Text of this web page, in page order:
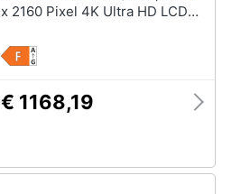
x 2160 Pixel 4K Ultra HD LCD
€ 1168,19